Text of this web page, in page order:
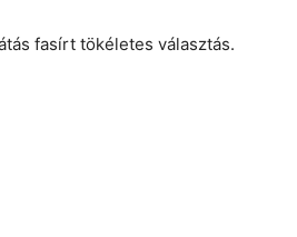
fasírt tökéletes választás.